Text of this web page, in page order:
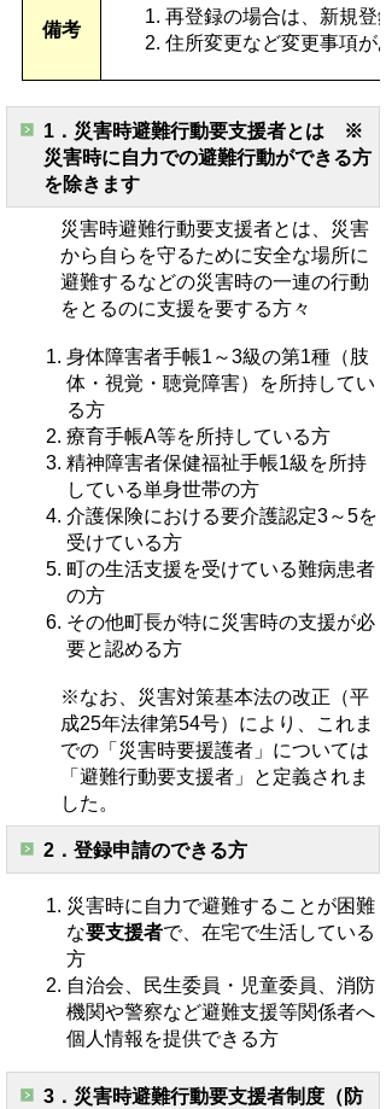
備考
再登録の場合は、新規登
住所変更など変更事項が
1．災害時避難行動要支援者とは ※
災害時に自力での避難行動ができる方
を除きます
災害時避難行動要支援者とは、災害
から自らを守るために安全な場所に
避難するなどの災害時の一連の行動
をとるのに支援を要する方々
身体障害者手帳1～3級の第1種（肢
体・視覚・聴覚障害）を所持してい
る方
療育手帳A等を所持している方
精神障害者保健福祉手帳1級を所持
している単身世帯の方
介護保険における要介護認定3～5を
受けている方
町の生活支援を受けている難病患者
の方
その他町長が特に災害時の支援が必
要と認める方
※なお、災害対策基本法の改正（平
成25年法律第54号）により、これま
での「災害時要援護者」については
「避難行動要支援者」と定義されま
した。
2．登録申請のできる方
災害時に自力で避難することが困難
な要支援者で、在宅で生活している
方
自治会、民生委員・児童委員、消防
機関や警察など避難支援等関係者へ
個人情報を提供できる方
3．災害時避難行動要支援者制度（防